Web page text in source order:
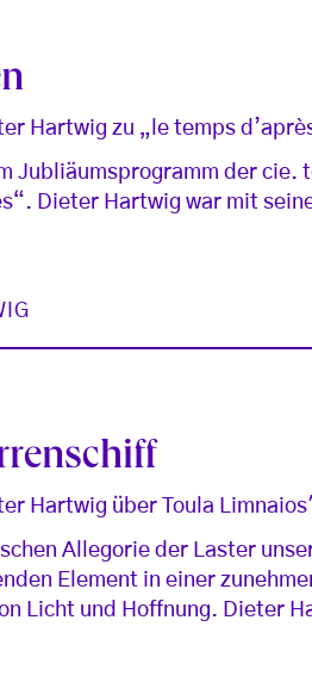
Hartwig zu „le temps
Jubliäumsprogramm der
Dieter Hartwig war mit
Hartwig über Toula
Allegorie der Laster
Element in einer
Licht und Hoffnung. Dieter